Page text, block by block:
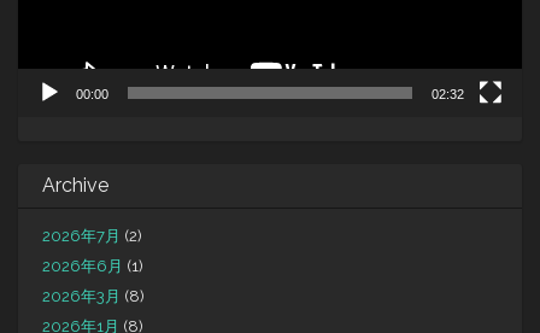
00:00 02:32
Archive
2026年7月 (2)
2026年6月 (1)
2026年3月 (8)
2026年1月 (8)